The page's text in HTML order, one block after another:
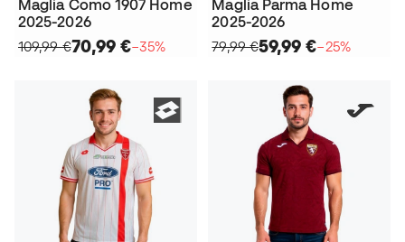
Maglia Como 1907 Home
2025-2026
109,99 €70,99 €−35%
Maglia Parma Home
2025-2026
79,99 €59,99 €−25%